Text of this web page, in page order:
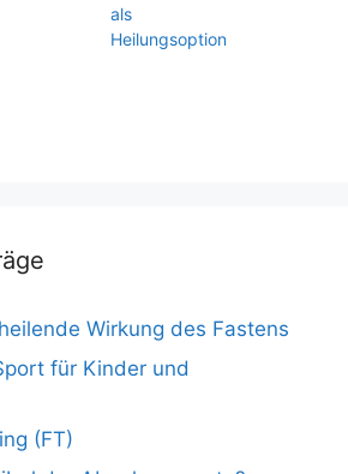
als
Heilungsoption
Wirkung des Fastens
für Kinder und
(FT)